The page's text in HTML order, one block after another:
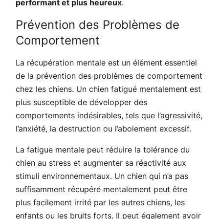
performant et plus heureux.
Prévention des Problèmes de
Comportement
La récupération mentale est un élément essentiel
de la prévention des problèmes de comportement
chez les chiens. Un chien fatigué mentalement est
plus susceptible de développer des
comportements indésirables, tels que l’agressivité,
l’anxiété, la destruction ou l’aboiement excessif.
La fatigue mentale peut réduire la tolérance du
chien au stress et augmenter sa réactivité aux
stimuli environnementaux. Un chien qui n’a pas
suffisamment récupéré mentalement peut être
plus facilement irrité par les autres chiens, les
enfants ou les bruits forts. Il peut également avoir